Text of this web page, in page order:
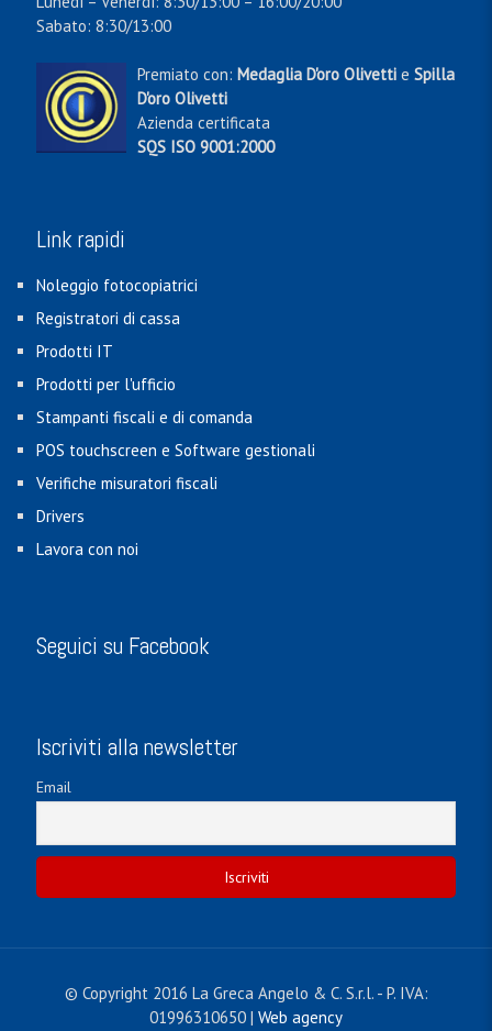
Sabato: 8:30/13:00
Premiato con: Medaglia D'oro Olivetti e Spilla
D'oro Olivetti
Azienda certificata
SQS ISO 9001:2000
Link rapidi
Noleggio fotocopiatrici
Registratori di cassa
Prodotti IT
Prodotti per l'ufficio
Stampanti fiscali e di comanda
POS touchscreen e Software gestionali
Verifiche misuratori fiscali
Drivers
Lavora con noi
Seguici su Facebook
Iscriviti alla newsletter
Email
© Copyright 2016 La Greca Angelo & C. S.r.l. - P. IVA:
01996310650 | Web agency